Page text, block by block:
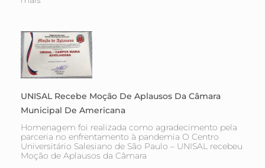
UNISAL Recebe Moção De Aplausos Da Câmara
Municipal De Americana
Homenagem foi realizada como agradecimento pela
parceria no enfrentamento à pandemia O Centro
Universitário Salesiano de São Paulo – UNISAL recebeu
Moção de Aplausos da Câmara